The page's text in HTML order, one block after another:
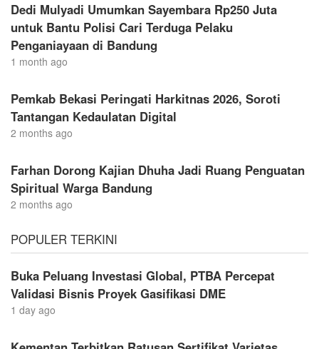
Dedi Mulyadi Umumkan Sayembara Rp250 Juta
untuk Bantu Polisi Cari Terduga Pelaku
Penganiayaan di Bandung
1 month ago
Pemkab Bekasi Peringati Harkitnas 2026, Soroti
Tantangan Kedaulatan Digital
2 months ago
Farhan Dorong Kajian Dhuha Jadi Ruang Penguatan
Spiritual Warga Bandung
2 months ago
POPULER TERKINI
Buka Peluang Investasi Global, PTBA Percepat
Validasi Bisnis Proyek Gasifikasi DME
1 day ago